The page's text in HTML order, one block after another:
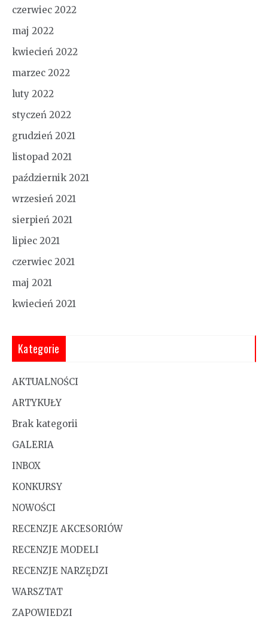
czerwiec 2022
maj 2022
kwiecień 2022
marzec 2022
luty 2022
styczeń 2022
grudzień 2021
listopad 2021
październik 2021
wrzesień 2021
sierpień 2021
lipiec 2021
czerwiec 2021
maj 2021
kwiecień 2021
Kategorie
AKTUALNOŚCI
ARTYKUŁY
Brak kategorii
GALERIA
INBOX
KONKURSY
NOWOŚCI
RECENZJE AKCESORIÓW
RECENZJE MODELI
RECENZJE NARZĘDZI
WARSZTAT
ZAPOWIEDZI